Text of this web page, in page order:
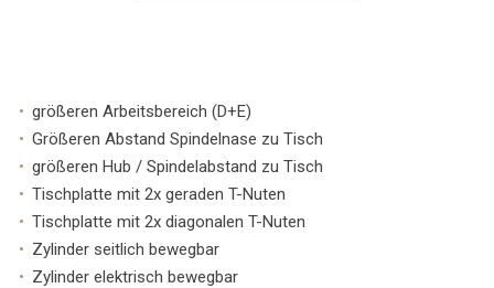
größeren Arbeitsbereich (D+E)
Größeren Abstand Spindelnase zu Tisch
größeren Hub / Spindelabstand zu Tisch
Tischplatte mit 2x geraden T-Nuten
Tischplatte mit 2x diagonalen T-Nuten
Zylinder seitlich bewegbar
Zylinder elektrisch bewegbar